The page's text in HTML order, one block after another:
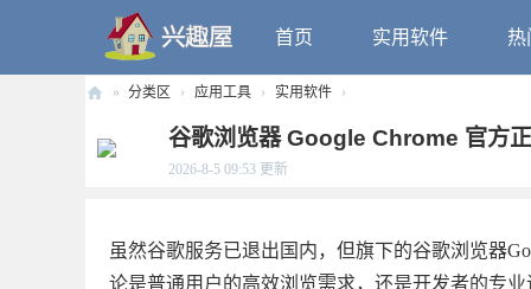
首页 实用软件 热
趣
» 分类区 › 应用工具 › 实用软件 ›
谷歌浏览器 Google Chrome 官方
2026-8-5 09:53 更新
虽然谷歌服务已退出国内，但旗下的谷歌浏览器
论是普通用户的高效浏览需求，还是开发者的专